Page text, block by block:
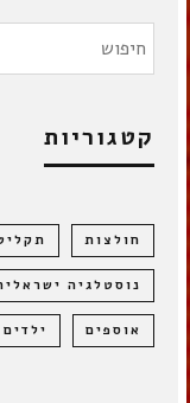
קטגוריות
חולצות
נוסטלגיה
אוספים ילדים